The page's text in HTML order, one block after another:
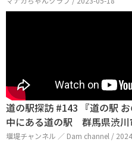
道の駅探訪 #143 『道の駅
中にある道の駅 群馬県渋川
堰堤チャンネル ／ Dam channel /